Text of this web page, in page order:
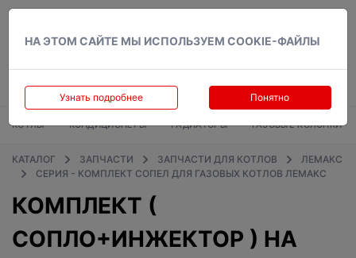
НА ЭТОМ САЙТЕ МЫ ИСПОЛЬЗУЕМ COOKIE-ФАЙЛЫ
Узнать подробнее Понятно
КОТЛЫ КОНДИЦИОНЕРЫ РАДИАТОРЫ ГАЗОВЫЕ КОЛОНКИ
КАТАЛОГ ЗАПЧАСТИ ЗАПЧАСТИ ДЛЯ КОТЛОВ
ЛЕМАКС
СЕРИЯ - КОМПЛЕКТ СОПЕЛ ДЛЯ ГАЗОВЫХ КОТЛОВ ЛЕМАКС
КОМПЛЕКТ (
СОПЛО+ИНЖЕКТОР ) НА